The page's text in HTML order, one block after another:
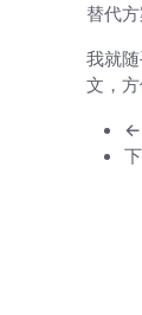
替代
我就
文，
←